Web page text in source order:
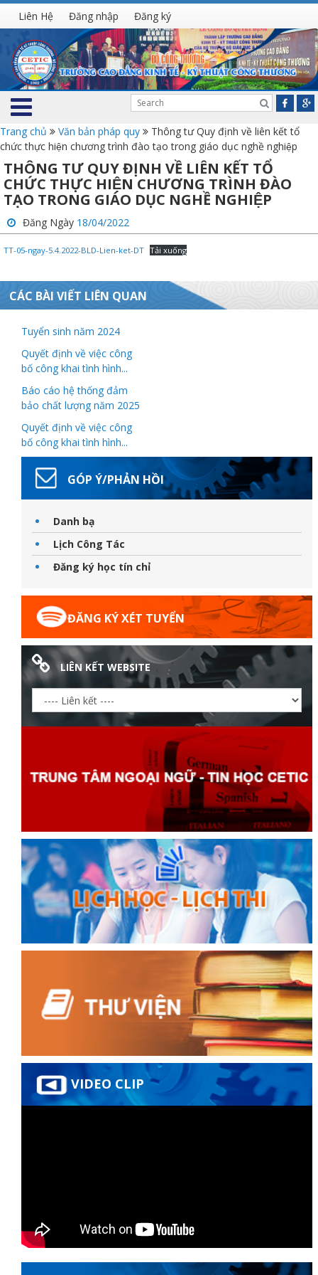
Liên Hệ Đăng nhập Đăng ký
Trang chủ Văn bản pháp quy
Thông tư Quy định về liên kết tổ
chức thực hiện chương trình đào tạo trong giáo dục nghề nghiệp
THÔNG TƯ QUY ĐỊNH VỀ LIÊN KẾT TỔ
CHỨC THỰC HIỆN CHƯƠNG TRÌNH ĐÀO
TẠO TRONG GIÁO DỤC NGHỀ NGHIỆP
Đăng Ngày 18/04/2022
TT-05-ngay-5.4.2022-BLD-Lien-ket-DT Tải xuống
CÁC BÀI VIẾT LIÊN QUAN
Tuyển sinh năm 2024
Quyết định về việc công
bố công khai tình hình...
Báo cáo hệ thống đảm
bảo chất lượng năm 2025
Quyết định về việc công
bố công khai tình hình...
GÓP Ý/PHẢN HỒI
Danh bạ
Lịch Công Tác
Đăng ký học tín chỉ
ĐĂNG KÝ XÉT TUYỂN
LIÊN KẾT WEBSITE
VIDEO CLIP